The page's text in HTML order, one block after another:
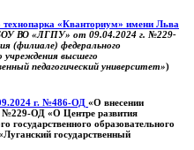
технопарка «Кванториум» имени Льва
ВО «ЛГПУ» от 09.04.2024 г. №229-
(филиале) федерального
учреждения высшего
педагогический университет»)
г. №486-ОД «О внесении
№229-ОД «О Центре развития
государственного образовательного
государственный